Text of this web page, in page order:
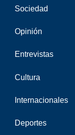
Sociedad
Opinión
Entrevistas
Cultura
Internacionales
Deportes